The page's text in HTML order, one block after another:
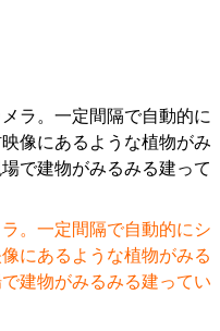
。一定間隔で自動的にシ
にあるような植物がみる
建物がみるみる建ってい